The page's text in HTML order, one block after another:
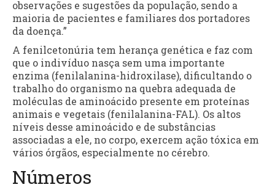
observações e sugestões da população, sendo a
maioria de pacientes e familiares dos portadores
da doença.”
A fenilcetonúria tem herança genética e faz com
que o indivíduo nasça sem uma importante
enzima (fenilalanina-hidroxilase), dificultando o
trabalho do organismo na quebra adequada de
moléculas de aminoácido presente em proteínas
animais e vegetais (fenilalanina-FAL). Os altos
níveis desse aminoácido e de substâncias
associadas a ele, no corpo, exercem ação tóxica em
vários órgãos, especialmente no cérebro.
Números